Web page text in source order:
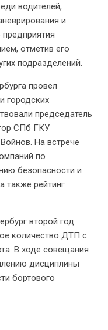
водителей,
и
отметив его
подразделений.
провел
городских
председатель
СПб ГКУ
На встрече
по
безопасности и
также рейтинг
второй год
количество ДТП с
В ходе совещания
дисциплины
бортового